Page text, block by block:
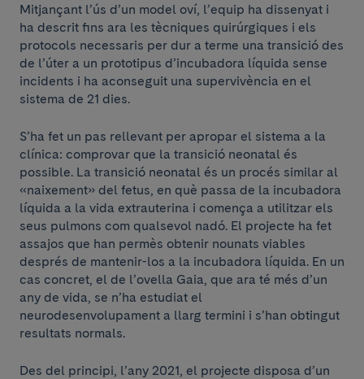
Mitjançant l’ús d’un model oví, l’equip ha dissenyat i
ha descrit fins ara les tècniques quirúrgiques i els
protocols necessaris per dur a terme una transició des
de l’úter a un prototipus d’incubadora líquida sense
incidents i ha aconseguit una supervivència en el
sistema de 21 dies.
S’ha fet un pas rellevant per apropar el sistema a la
clínica: comprovar que la transició neonatal és
possible. La transició neonatal és un procés similar al
«naixement» del fetus, en què passa de la incubadora
líquida a la vida extrauterina i comença a utilitzar els
seus pulmons com qualsevol nadó. El projecte ha fet
assajos que han permès obtenir nounats viables
després de mantenir-los a la incubadora líquida. En un
cas concret, el de l’ovella Gaia, que ara té més d’un
any de vida, se n’ha estudiat el
neurodesenvolupament a llarg termini i s’han obtingut
resultats normals.
Des del principi, l’any 2021, el projecte disposa d’un